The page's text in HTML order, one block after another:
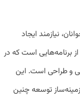
نیازمند ایجاد
برنامه‌هایی است که در
و طراحی است. این
توسعه چنین